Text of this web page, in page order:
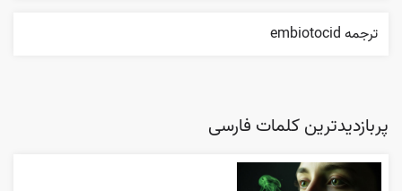
ترجمه embiotocid
پربازدیدترین کلمات فارسی